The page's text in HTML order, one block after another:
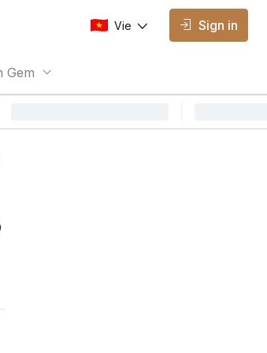
Gem
Vie
Vietnamese
Sign in